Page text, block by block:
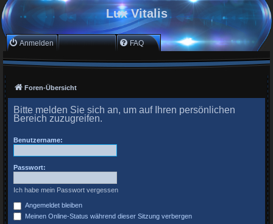
Lux Vitalis
Anmelden Registrieren FAQ
Foren-Übersicht
Bitte melden Sie sich an, um auf Ihren persönlichen
Bereich zuzugreifen.
Benutzername:
Passwort:
Ich habe mein Passwort vergessen
Angemeldet bleiben
Meinen Online-Status während dieser Sitzung verbergen